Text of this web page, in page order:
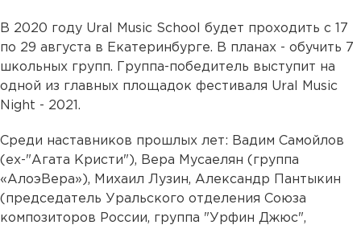
В 2020 году Ural Music School будет проходить с 17
по 29 августа в Екатеринбурге. В планах - обучить 7
школьных групп. Группа-победитель выступит на
одной из главных площадок фестиваля Ural Music
Night - 2021.
Среди наставников прошлых лет: Вадим Самойлов
(ex-"Агата Кристи"), Вера Мусаелян (группа
«АлоэВера»), Михаил Лузин, Александр Пантыкин
(председатель Уральского отделения Союза
композиторов России, группа "Урфин Джюс",